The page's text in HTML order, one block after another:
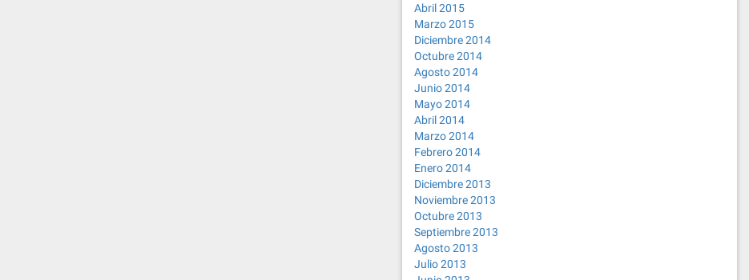
Abril 2015
Marzo 2015
Diciembre 2014
Octubre 2014
Agosto 2014
Junio 2014
Mayo 2014
Abril 2014
Marzo 2014
Febrero 2014
Enero 2014
Diciembre 2013
Noviembre 2013
Octubre 2013
Septiembre 2013
Agosto 2013
Julio 2013